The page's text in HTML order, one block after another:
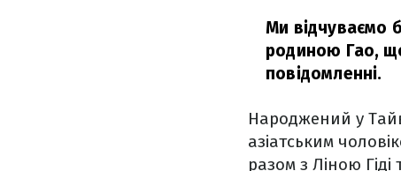
Ми відчуваємо
родиною Гао,
повідомленні.
Народжений у
азіатським
разом з Ліною Гіді